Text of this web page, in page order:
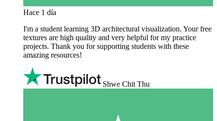
Hace 1 día
I'm a student learning 3D architectural visualization. Your free
textures are high quality and very helpful for my practice
projects. Thank you for supporting students with these
amazing resources!
Shwe Chit Thu